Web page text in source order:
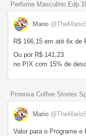
Perfume Masculino Edp
Mario
R$ 166,15 em até 6x de
Ou por R$ 141,23
no PIX com 15% de
Pronova Coffee Stories
Mario
Valor para o Programe e